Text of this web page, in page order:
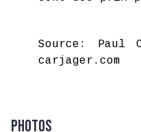
Source: Paul
carjager.com
Photos